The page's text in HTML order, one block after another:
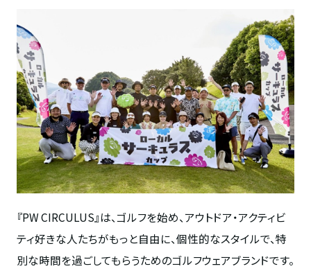
『PW CIRCULUS』は、 ゴルフを始め、アウトドア・アクティビ
ティ好きな人たちがもっと自由に、個性的なスタイルで、特
別な時間を過ごしてもらうためのゴルフウェアブランドです。